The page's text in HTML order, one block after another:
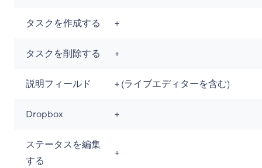
タスクを作成する +
タスクを削除する +
説明フィールド + (ライブエディターを含む)
Dropbox +
ステータスを編集
する
+